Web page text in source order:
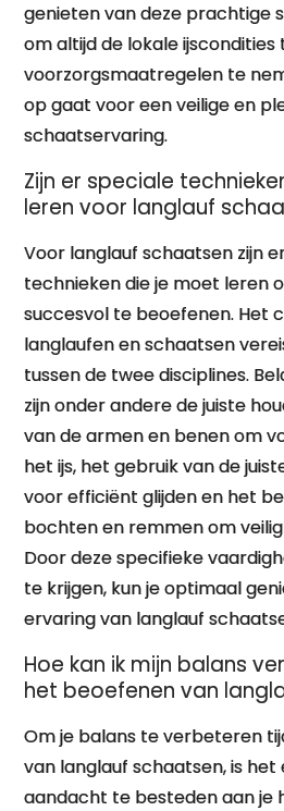
genieten van deze prachtige
om altijd de lokale
voorzorgsmaatregelen te
op gaat voor een veilige en
schaatservaring.
Zijn er speciale
leren voor langlauf
Voor langlauf schaatsen zijn
technieken die je moet leren
succesvol te beoefenen. Het
langlaufen en schaatsen
tussen de twee disciplines.
zijn onder andere de juiste
van de armen en benen om
het ijs, het gebruik van de
voor efficiënt glijden en het
bochten en remmen om
Door deze specifieke
te krijgen, kun je optimaal
ervaring van langlauf
Hoe kan ik mijn balans
het beoefenen van
Om je balans te verbeteren
van langlauf schaatsen, is het
aandacht te besteden aan je